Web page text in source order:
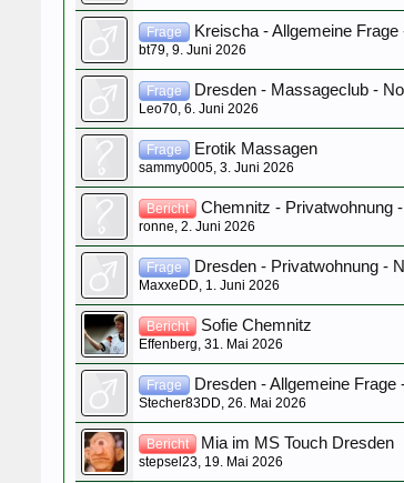
Frage Kreischa - Allgemeine Frage
bt79 9. Juni 2026
Frage Dresden - Massageclub -
Leo70 6. Juni 2026
Frage Erotik Massagen
sammy0005 3. Juni 2026
Bericht Chemnitz - Privatwohnung
ronne 2. Juni 2026
Frage Dresden - Privatwohnung -
MaxxeDD 1. Juni 2026
Bericht Sofie Chemnitz
Effenberg 31. Mai 2026
Frage Dresden - Allgemeine
Stecher83DD 26. Mai 2026
Bericht Mia im MS Touch Dresden
stepsel23 19. Mai 2026